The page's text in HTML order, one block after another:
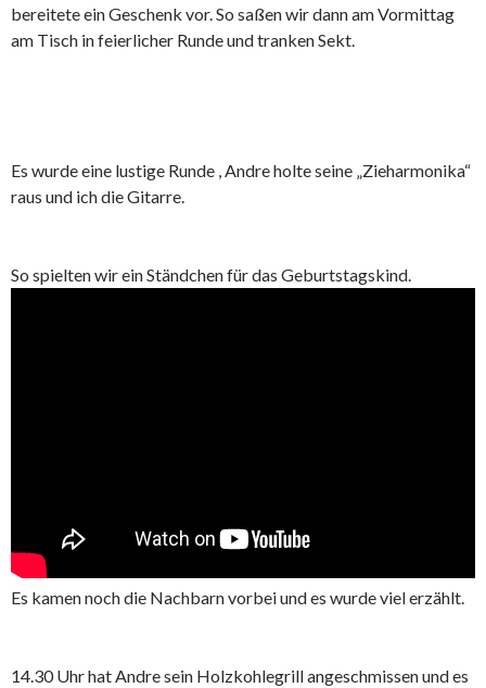
bereitete ein Geschenk vor. So saßen wir dann am Vormittag
am Tisch in feierlicher Runde und tranken Sekt.
Es wurde eine lustige Runde , Andre holte seine „Zieharmonika“
raus und ich die Gitarre.
So spielten wir ein Ständchen für das Geburtstagskind.
Es kamen noch die Nachbarn vorbei und es wurde viel erzählt.
14.30 Uhr hat Andre sein Holzkohlegrill angeschmissen und es